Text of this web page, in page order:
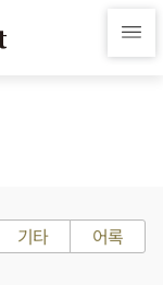
기타 어록